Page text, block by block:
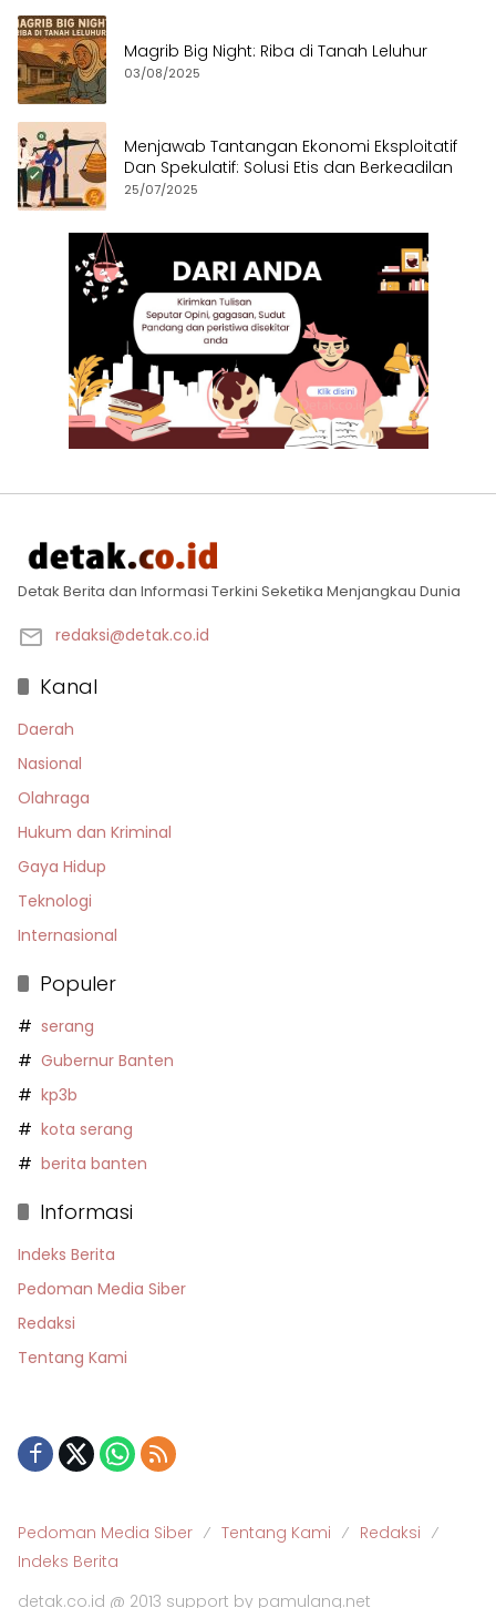
Magrib Big Night: Riba di Tanah Leluhur
03/08/2025
Menjawab Tantangan Ekonomi Eksploitatif
Dan Spekulatif: Solusi Etis dan Berkeadilan
25/07/2025
Detak Berita dan Informasi Terkini Seketika Menjangkau Dunia
redaksi@detak.co.id
Kanal
Daerah
Nasional
Olahraga
Hukum dan Kriminal
Gaya Hidup
Teknologi
Internasional
Populer
serang
Gubernur Banten
kp3b
kota serang
berita banten
Informasi
Indeks Berita
Pedoman Media Siber
Redaksi
Tentang Kami
Pedoman Media Siber Tentang Kami
Redaksi
Indeks Berita
detak.co.id @ 2013 support by pamulang.net